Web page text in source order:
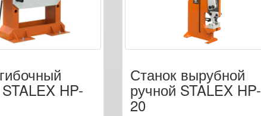
HP-
Станок вырубной
ручной STALEX HP-
20